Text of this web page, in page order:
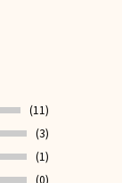
(11)
(3)
(1)
(0)